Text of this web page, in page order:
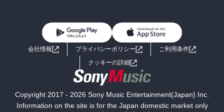
ライトノベル 男子向けラノベ
小説
海外小説
ミステリー SF
よくあるご質問 お問い合わせ
会社情報 プライバシーポリシー
ご利用条件
クッキーの詳細
Copyright 2017 - 2026 Sony Music Entertainment(Japan) Inc.
Information on the site is for the Japan domestic market only